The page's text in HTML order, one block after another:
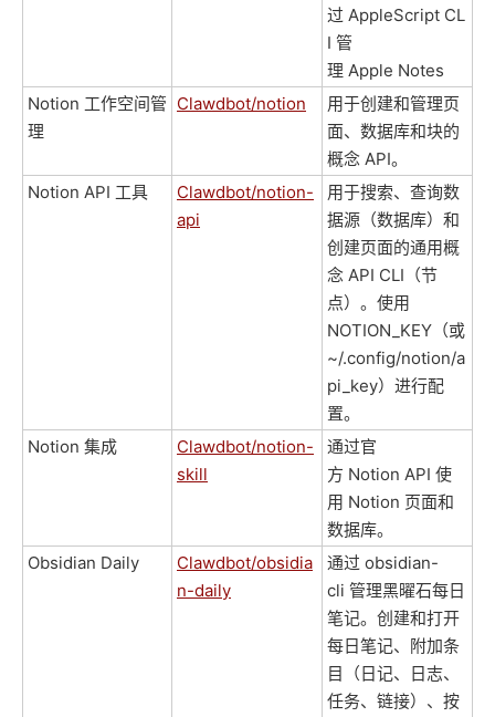
过 AppleScript CL
I 管
理 Apple Notes
Notion 工作空间管
理
Clawdbot/notion
用于创建和管理页
面、数据库和块的
概念 API。
Notion API 工具
Clawdbot/notion-
api
用于搜索、查询数
据源（数据库）和
创建页面的通用概
念 API CLI（节
点）。使用
NOTION_KEY（或
~/.config/notion/a
pi_key）进行配
置。
Notion 集成
Clawdbot/notion-
skill
通过官
方 Notion API 使
用 Notion 页面和
数据库。
Obsidian Daily
Clawdbot/obsidia
n-daily
通过 obsidian-
cli 管理黑曜石每日
笔记。创建和打开
每日笔记、附加条
目（日记、日志、
任务、链接）、按